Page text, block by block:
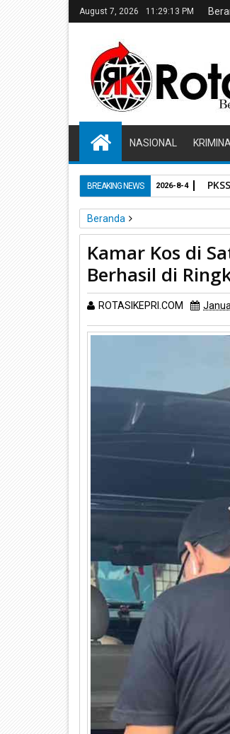
August 7, 2026 11:29:14 PM
NASIONAL KRIMINAL
BREAKING NEWS 2026-8-4
Beranda
Unlabelled
Kamar Kos di
Kamar Kos di
Berhasil di
ROTASIKEPRI.COM